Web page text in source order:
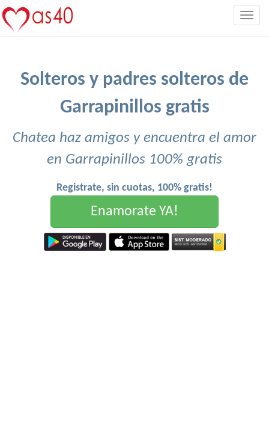
Solteros y padres solteros de
Garrapinillos gratis
Chatea haz amigos y encuentra el amor
en Garrapinillos 100% gratis
Registrate, sin cuotas, 100% gratis!
Enamorate YA!